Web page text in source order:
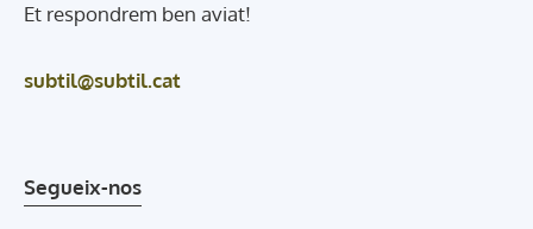
Et respondrem ben aviat!
subtil@subtil.cat
Segueix-nos